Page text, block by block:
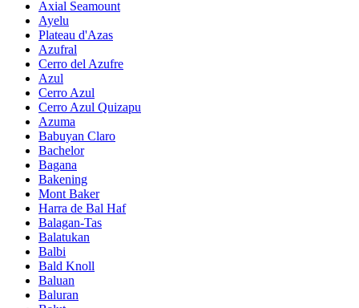
Axial Seamount
Ayelu
Plateau d'Azas
Azufral
Cerro del Azufre
Azul
Cerro Azul
Cerro Azul Quizapu
Azuma
Babuyan Claro
Bachelor
Bagana
Bakening
Mont Baker
Harra de Bal Haf
Balagan-Tas
Balatukan
Balbi
Bald Knoll
Baluan
Baluran